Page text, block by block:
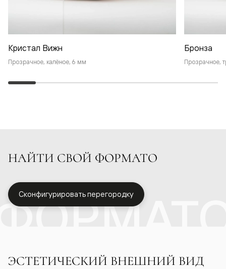
Кристал Вижн
Прозрачное, калёное, 6 мм
Бронза
Прозрачное,
НАЙТИ СВОЙ ФОРМАТО
Сконфигурировать перегородку
ЭСТЕТИЧЕСКИЙ ВНЕШНИЙ ВИД